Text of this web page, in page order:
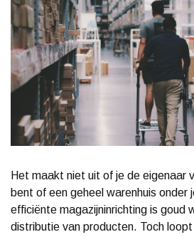
Het maakt niet uit of je de eigenaar
bent of een geheel warenhuis onder
efficiënte magazijninrichting is goud
distributie van producten. Toch